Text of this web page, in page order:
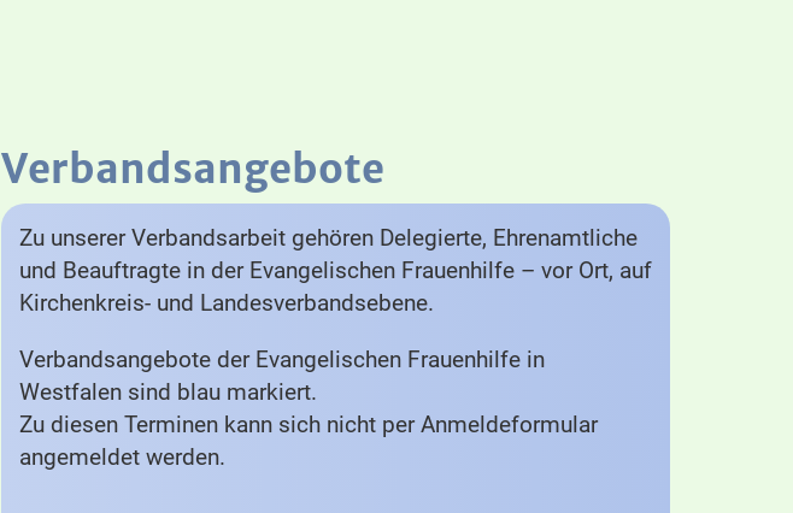
Verbandsangebote
Zu unserer Verbandsarbeit gehören Delegierte, Ehrenamtliche
und Beauftragte in der Evangelischen Frauenhilfe – vor Ort, auf
Kirchenkreis- und Landesverbandsebene.
Verbandsangebote der Evangelischen Frauenhilfe in
Westfalen sind blau markiert.
Zu diesen Terminen kann sich nicht per Anmeldeformular
angemeldet werden.